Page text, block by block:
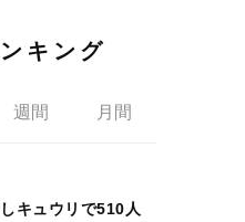
キング
週間 月間
しキュウリで510人